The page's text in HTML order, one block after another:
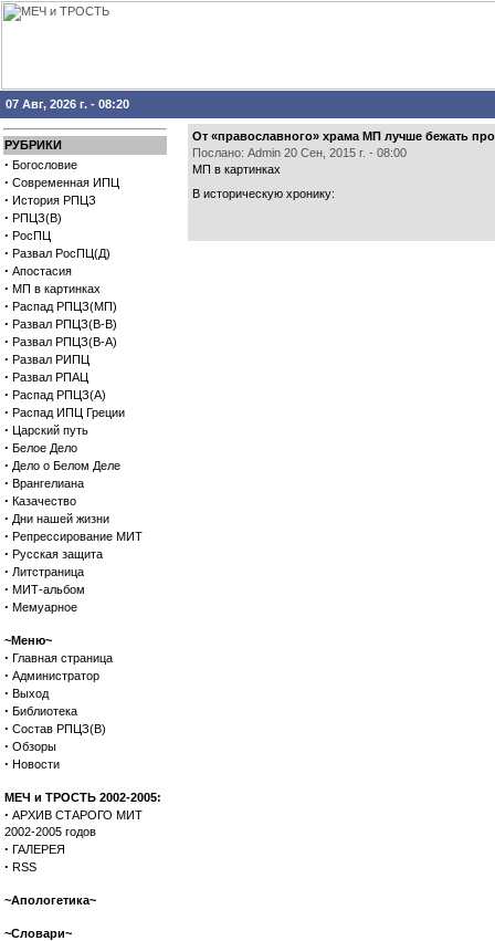
07 Авг, 2026 г. - 08:20
РУБРИКИ
· Богословие
· Современная ИПЦ
· История РПЦЗ
· РПЦЗ(В)
· РосПЦ
· Развал РосПЦ(Д)
· Апостасия
· МП в картинках
· Распад РПЦЗ(МП)
· Развал РПЦЗ(В-В)
· Развал РПЦЗ(В-А)
· Развал РИПЦ
· Развал РПАЦ
· Распад РПЦЗ(А)
· Распад ИПЦ Греции
· Царский путь
· Белое Дело
· Дело о Белом Деле
· Врангелиана
· Казачество
· Дни нашей жизни
· Репрессирование МИТ
· Русская защита
· Литстраница
· МИТ-альбом
· Мемуарное
~Меню~
· Главная страница
· Администратор
· Выход
· Библиотека
· Состав РПЦЗ(В)
· Обзоры
· Новости
МЕЧ и ТРОСТЬ 2002-2005:
· АРХИВ СТАРОГО МИТ
2002-2005 годов
· ГАЛЕРЕЯ
· RSS
~Апологетика~
~Словари~
От «православного» храма МП лучше бежать
Послано: Admin 20 Сен, 2015 г. - 08:00
МП в картинках
В историческую хронику: